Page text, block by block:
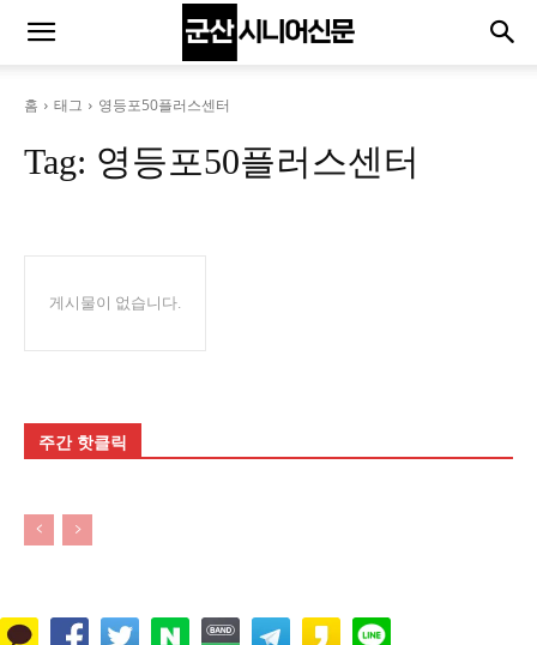
홈 태그 영등포50플러스센터
Tag: 영등포50플러스센터
게시물이 없습니다.
주간 핫클릭